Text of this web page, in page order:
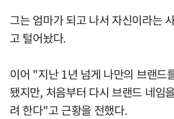
그는 엄마가 되고 나서 자신이라는
고 털어놨다.
이어 "지난 1년 넘게 나만의 브랜드
됐지만, 처음부터 다시 브랜드 네임
려 한다"고 근황을 전했다.